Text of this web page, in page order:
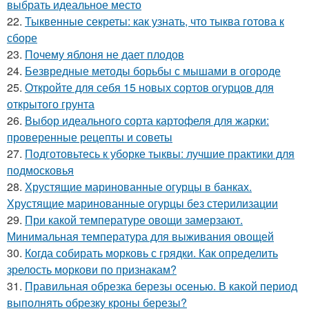
выбрать идеальное место
22. Тыквенные секреты: как узнать, что тыква готова к
сборе
23. Почему яблоня не дает плодов
24. Безвредные методы борьбы с мышами в огороде
25. Откройте для себя 15 новых сортов огурцов для
открытого грунта
26. Выбор идеального сорта картофеля для жарки:
проверенные рецепты и советы
27. Подготовьтесь к уборке тыквы: лучшие практики для
подмосковья
28. Хрустящие маринованные огурцы в банках.
Хрустящие маринованные огурцы без стерилизации
29. При какой температуре овощи замерзают.
Минимальная температура для выживания овощей
30. Когда собирать морковь с грядки. Как определить
зрелость моркови по признакам?
31. Правильная обрезка березы осенью. В какой период
выполнять обрезку кроны березы?